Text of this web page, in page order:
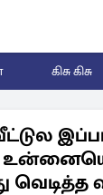
கிசு கிசு
வெடித்த